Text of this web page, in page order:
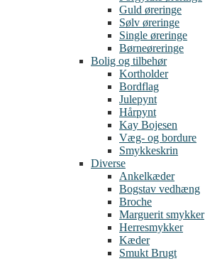
Guld øreringe
Sølv øreringe
Single øreringe
Børneøreringe
Bolig og tilbehør
Kortholder
Bordflag
Julepynt
Hårpynt
Kay Bojesen
Væg- og bordure
Smykkeskrin
Diverse
Ankelkæder
Bogstav vedhæng
Broche
Marguerit smykker
Herresmykker
Kæder
Smukt Brugt